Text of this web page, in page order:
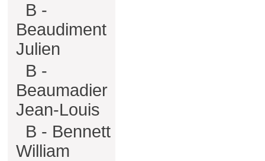
B -
Beaudiment
Julien
B -
Beaumadier
Jean-Louis
B - Bennett
William